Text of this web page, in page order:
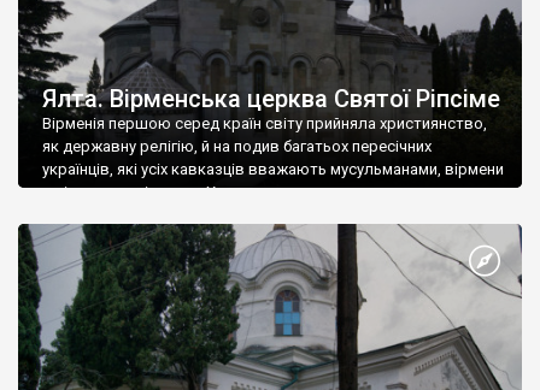
Ялта. Вірменська церква Святої Ріпсіме
Вірменія першою серед країн світу прийняла християнство,
як державну релігію, й на подив багатьох пересічних
українців, які усіх кавказців вважають мусульманами, вірмени
є відданими вірянами Христа